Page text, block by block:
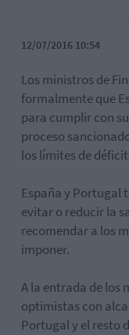
12/07/2016 10:54
Los ministros de
formalmente que
para cumplir con
proceso
los límites de
España y Portugal
evitar o reducir la
recomendar a los
imponer.
A la entrada de los
optimistas con
Portugal y el resto